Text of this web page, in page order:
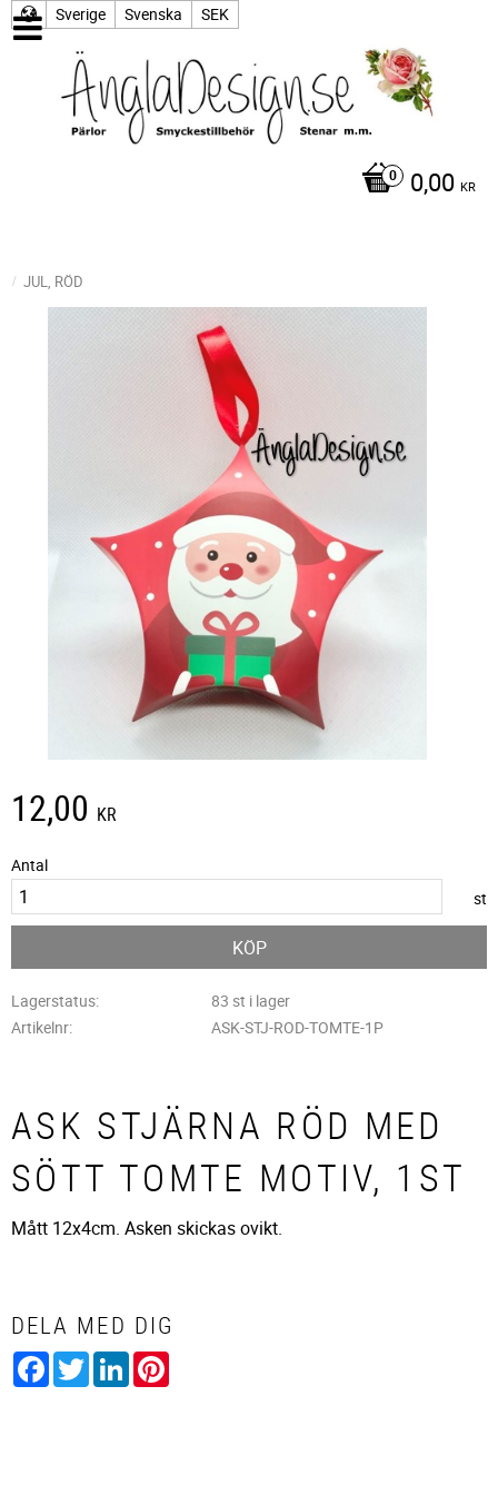
Sverige Svenska SEK
0,00 KR
JUL, RÖD
12,00 KR
Antal
st
KÖP
Lagerstatus
83 st i lager
Artikelnr
ASK-STJ-ROD-TOMTE-1P
ASK STJÄRNA RÖD MED
SÖTT TOMTE MOTIV, 1ST
Mått 12x4cm. Asken skickas ovikt.
DELA MED DIG
Facebook
TwitterLinkedIn